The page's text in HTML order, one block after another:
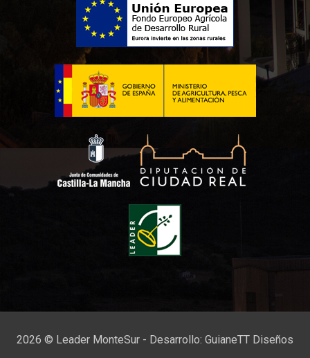
2026 © Leader MonteSur - Desarrollo: GuianeTT Diseños